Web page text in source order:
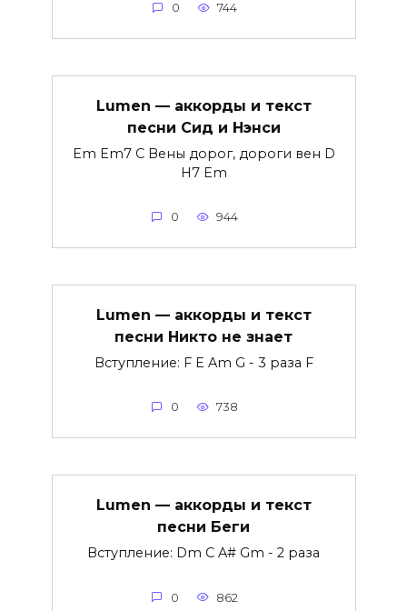
0 744
Lumen — аккорды и текст
песни Сид и Нэнси
Em Em7 C Вены дорог, дороги вен D
H7 Em
0 944
Lumen — аккорды и текст
песни Никто не знает
Вступление: F E Am G - 3 раза F
0 738
Lumen — аккорды и текст
песни Беги
Вступление: Dm C A# Gm - 2 раза
0 862